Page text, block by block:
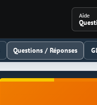
Aide
Questions / Réponses